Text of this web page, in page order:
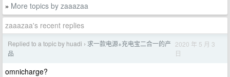
» More topics by zaaazaa
zaaazaa's recent replies
Replied to a topic by huadi › 求一款电源+充电宝二合一的产
品
2020 年 5 月 3
日
omnicharge?